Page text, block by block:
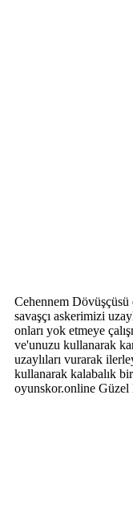
Cehennem Dövüşçüsü
savaşçı askerimizi
onları yok etmeye
ve'unuzu kullanarak
uzaylıları vurarak
kullanarak kalabalık
oyunskor.online